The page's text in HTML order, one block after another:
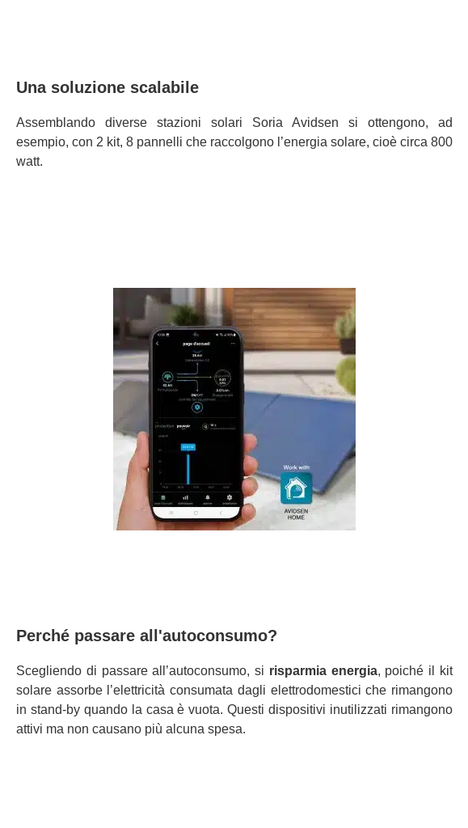
Una soluzione scalabile
Assemblando diverse stazioni solari Soria Avidsen si ottengono, ad
esempio, con 2 kit, 8 pannelli che raccolgono l’energia solare, cioè circa 800
watt.
Perché passare all'autoconsumo?
Scegliendo di passare all’autoconsumo, si risparmia energia, poiché il kit
solare assorbe l’elettricità consumata dagli elettrodomestici che rimangono
in stand-by quando la casa è vuota. Questi dispositivi inutilizzati rimangono
attivi ma non causano più alcuna spesa.